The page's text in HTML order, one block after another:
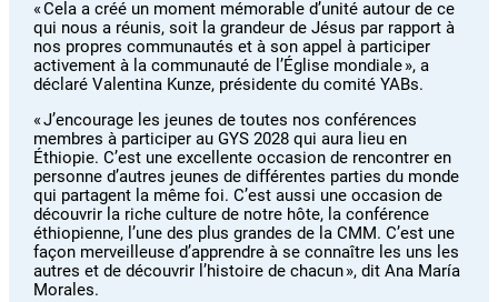
« Cela a créé un moment mémorable d’unité autour de ce
qui nous a réunis, soit la grandeur de Jésus par rapport à
nos propres communautés et à son appel à participer
activement à la communauté de l’Église mondiale », a
déclaré Valentina Kunze, présidente du comité YABs.
« J’encourage les jeunes de toutes nos conférences
membres à participer au GYS 2028 qui aura lieu en
Éthiopie. C’est une excellente occasion de rencontrer en
personne d’autres jeunes de différentes parties du monde
qui partagent la même foi. C’est aussi une occasion de
découvrir la riche culture de notre hôte, la conférence
éthiopienne, l’une des plus grandes de la CMM. C’est une
façon merveilleuse d’apprendre à se connaître les uns les
autres et de découvrir l’histoire de chacun », dit Ana María
Morales.